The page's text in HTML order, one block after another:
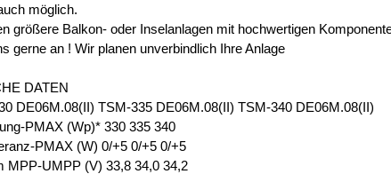
möglich.
größere Balkon- oder Inselanlagen mit hochwertigen
gerne an ! Wir planen unverbindlich Ihre Anlage
DATEN
DE06M.08(II) TSM-335 DE06M.08(II) TSM-340 DE06M.08(II)
PMAX (Wp)* 330 335 340
PMAX (W) 0/+5 0/+5 0/+5
MPP-UMPP (V) 33,8 34,0 34,2